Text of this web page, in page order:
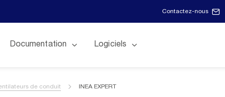
Contactez-nous
Documentation Logiciels
de conduit INEA EXPERT